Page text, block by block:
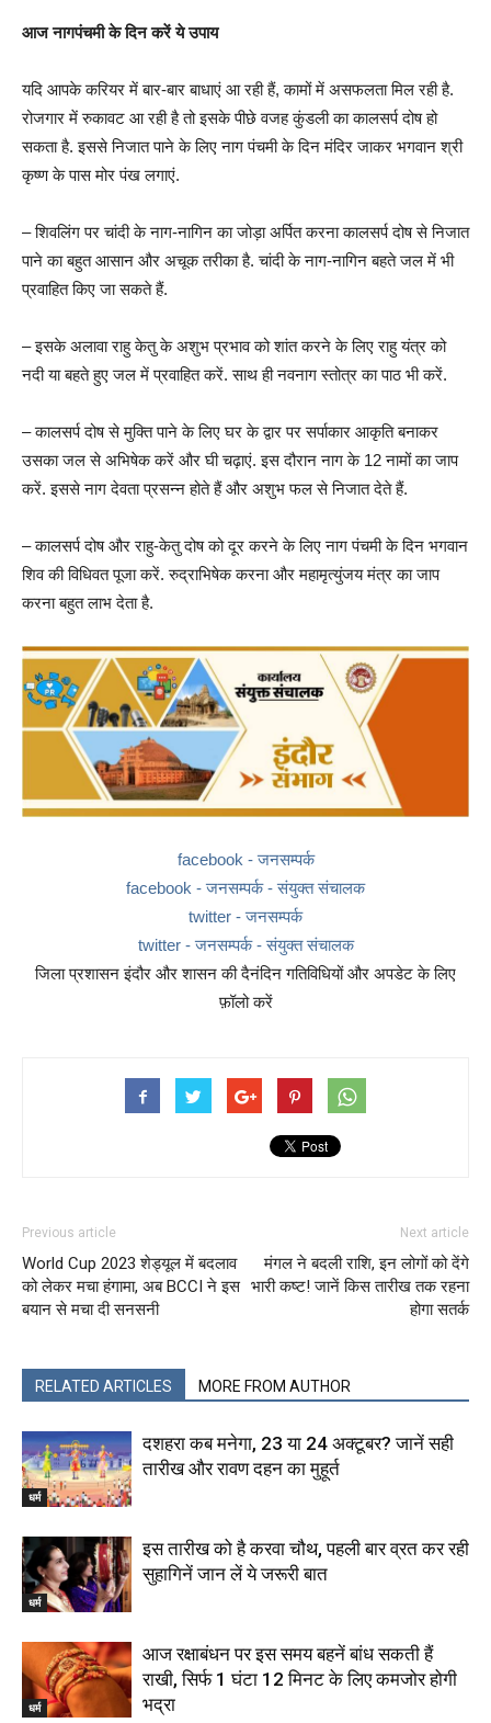
आज नागपंचमी के दिन करें ये उपाय
यदि आपके करियर में बार-बार बाधाएं आ रही हैं, कामों में असफलता मिल रही है.
रोजगार में रुकावट आ रही है तो इसके पीछे वजह कुंडली का कालसर्प दोष हो
सकता है. इससे निजात पाने के लिए नाग पंचमी के दिन मंदिर जाकर भगवान श्री
कृष्ण के पास मोर पंख लगाएं.
– शिवलिंग पर चांदी के नाग-नागिन का जोड़ा अर्पित करना कालसर्प दोष से निजात
पाने का बहुत आसान और अचूक तरीका है. चांदी के नाग-नागिन बहते जल में भी
प्रवाहित किए जा सकते हैं.
– इसके अलावा राहु केतु के अशुभ प्रभाव को शांत करने के लिए राहु यंत्र को
नदी या बहते हुए जल में प्रवाहित करें. साथ ही नवनाग स्तोत्र का पाठ भी करें.
– कालसर्प दोष से मुक्ति पाने के लिए घर के द्वार पर सर्पाकार आकृति बनाकर
उसका जल से अभिषेक करें और घी चढ़ाएं. इस दौरान नाग के 12 नामों का जाप
करें. इससे नाग देवता प्रसन्‍न होते हैं और अशुभ फल से निजात देते हैं.
– कालसर्प दोष और राहु-केतु दोष को दूर करने के लिए नाग पंचमी के दिन भगवान
शिव की विधिवत पूजा करें. रुद्राभिषेक करना और महामृत्युंजय मंत्र का जाप
करना बहुत लाभ देता है.
facebook - जनसम्पर्क
facebook - जनसम्पर्क - संयुक्त संचालक
twitter - जनसम्पर्क
twitter - जनसम्पर्क - संयुक्त संचालक
जिला प्रशासन इंदौर और शासन की दैनंदिन गतिविधियों और अपडेट के लिए
फ़ॉलो करें
Previous article
World Cup 2023 शेड्यूल में बदलाव
को लेकर मचा हंगामा, अब BCCI ने इस
बयान से मचा दी सनसनी
Next article
मंगल ने बदली राशि, इन लोगों को देंगे
भारी कष्‍ट! जानें किस तारीख तक रहना
होगा सतर्क
RELATED ARTICLES MORE FROM AUTHOR
धर्म
दशहरा कब मनेगा, 23 या 24 अक्‍टूबर? जानें सही
तारीख और रावण दहन का मुहूर्त
धर्म
इस तारीख को है करवा चौथ, पहली बार व्रत कर रही
सुहागिनें जान लें ये जरूरी बात
धर्म
आज रक्षाबंधन पर इस समय बहनें बांध सकती हैं
राखी, सिर्फ 1 घंटा 12 मिनट के लिए कमजोर होगी
भद्रा